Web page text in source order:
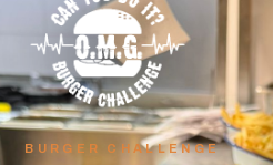
BURGER CHALLENGE